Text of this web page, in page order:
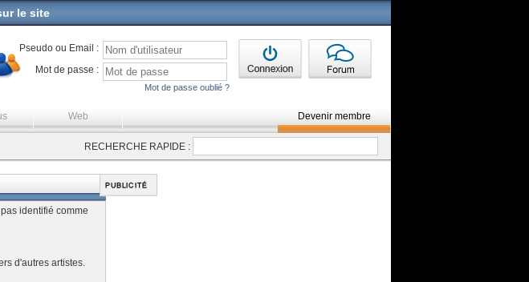
le site
Pseudo ou Email :
Mot de passe :
Mot de passe oublié ?
Web Devenir membre
RECHERCHE RAPIDE :
identifié comme
d'autres artistes.